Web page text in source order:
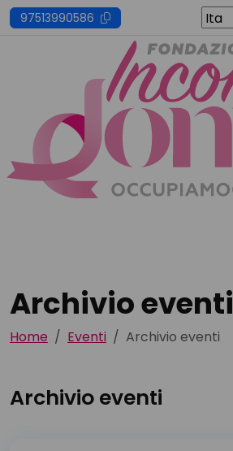
Skip
to
97513990586
Archivio eventi
Home Eventi Archivio eventi
Archivio eventi